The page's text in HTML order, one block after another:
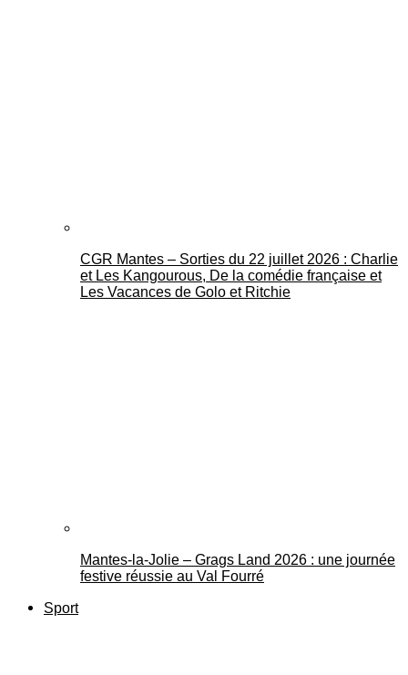
CGR Mantes – Sorties du 22 juillet 2026 : Charlie
et Les Kangourous, De la comédie française et
Les Vacances de Golo et Ritchie
Mantes-la-Jolie – Grags Land 2026 : une journée
festive réussie au Val Fourré
Sport